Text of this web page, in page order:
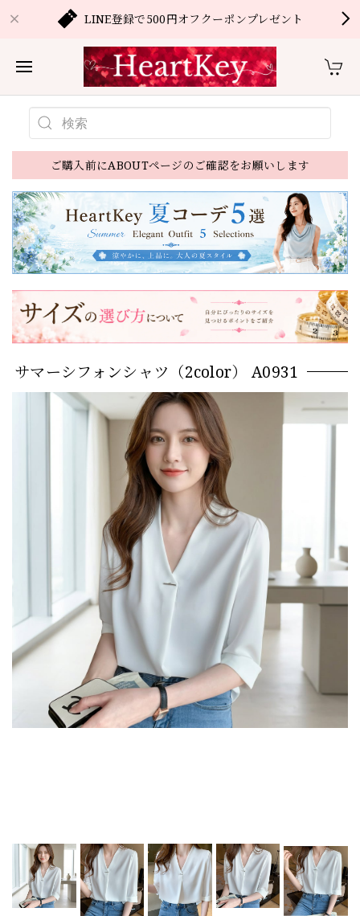
LINE登録で500円オフクーポンプレゼント
ご購入前にABOUTページのご確認をお願いします
サマーシフォンシャツ（2color） A0931